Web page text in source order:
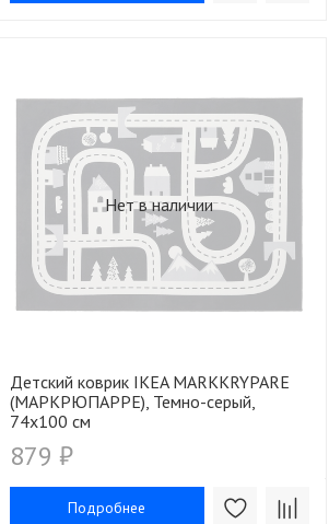
Нет в наличии
Детский коврик IKEA MARKKRYPARE
(МАРКРЮПАРРЕ), Темно-серый,
74х100 см
879 ₽
Подробнее